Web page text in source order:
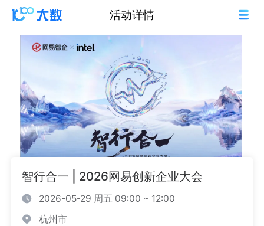
活动详情
智行合一 | 2026网易创新企业大会
2026-05-29 周五 09:00 ~ 12:00
杭州市